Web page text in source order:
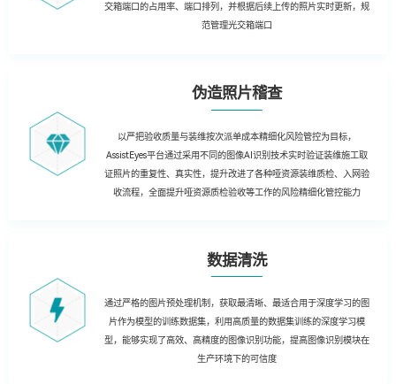
交箱端口的占用率、端口排列，并根据后续上传的照片实时更新，规
范管理光交箱端口
伪造照片稽查
以严把验收质量与装维按次派单成本精细化风险管控为目标，
AssistEyes平台通过采用不同的图像AI识别技术实时验证装维施工取
证照片的重复性、真实性，提升改进了各种哑资源装维质检、入网验
收流程，全面提升哑资源质检验收等工作的风险精细化管控能力
数据清洗
通过严格的图片预处理机制，获取最清晰、最适合用于深度学习的图
片作为模型的训练数据集，利用高质量的数据集训练的深度学习模
型，能够实现了高效、高精度的图像识别功能，提高图像识别模块在
生产环境下的可信度